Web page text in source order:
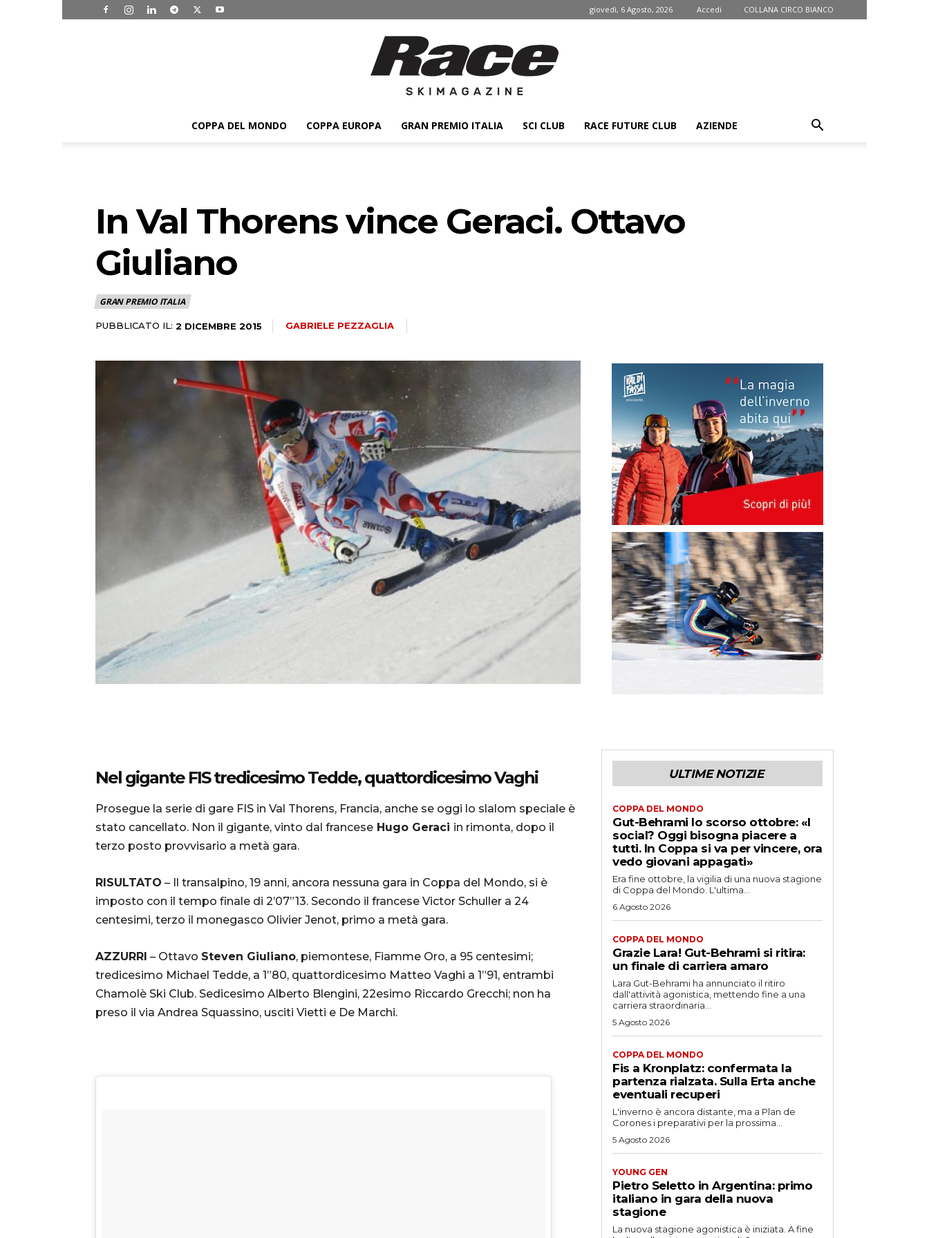
giovedì, 6 Agosto, 2026 Accedi COLLANA CIRCO BIANCO
ski
COPPA DEL MONDO COPPA EUROPA GRAN PREMIO ITALIA SCI CLUB RACE FUTURE CLUB AZIENDE
In Val Thorens vince Geraci. Ottavo
Giuliano
GRAN PREMIO ITALIA
PUBBLICATO IL: 2 DICEMBRE 2015 GABRIELE PEZZAGLIA
Nel gigante FIS tredicesimo Tedde, quattordicesimo Vaghi
Prosegue la serie di gare FIS in Val Thorens, Francia, anche se oggi lo slalom speciale è
stato cancellato. Non il gigante, vinto dal francese Hugo Geraci in rimonta, dopo il
terzo posto provvisario a metà gara.
RISULTATO – Il transalpino, 19 anni, ancora nessuna gara in Coppa del Mondo, si è
imposto con il tempo finale di 2’07”13. Secondo il francese Victor Schuller a 24
centesimi, terzo il monegasco Olivier Jenot, primo a metà gara.
AZZURRI – Ottavo Steven Giuliano, piemontese, Fiamme Oro, a 95 centesimi;
tredicesimo Michael Tedde, a 1”80, quattordicesimo Matteo Vaghi a 1”91, entrambi
Chamolè Ski Club. Sedicesimo Alberto Blengini, 22esimo Riccardo Grecchi; non ha
preso il via Andrea Squassino, usciti Vietti e De Marchi.
ULTIME NOTIZIE
COPPA DEL MONDO
Gut-Behrami lo scorso ottobre: «I
social? Oggi bisogna piacere a
tutti. In Coppa si va per vincere, ora
vedo giovani appagati»
Era fine ottobre, la vigilia di una nuova stagione
di Coppa del Mondo. L'ultima...
6 Agosto 2026
COPPA DEL MONDO
Grazie Lara! Gut-Behrami si ritira:
un finale di carriera amaro
Lara Gut-Behrami ha annunciato il ritiro
dall'attività agonistica, mettendo fine a una
carriera straordinaria...
5 Agosto 2026
COPPA DEL MONDO
Fis a Kronplatz: confermata la
partenza rialzata. Sulla Erta anche
eventuali recuperi
L'inverno è ancora distante, ma a Plan de
Corones i preparativi per la prossima...
5 Agosto 2026
YOUNG GEN
Pietro Seletto in Argentina: primo
italiano in gara della nuova
stagione
La nuova stagione agonistica è iniziata. A fine